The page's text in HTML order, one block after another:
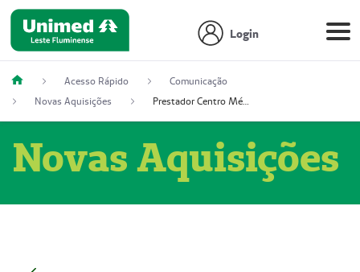
Login
Acesso Rápido
Comunicação
Novas Aquisições
Prestador Centro Médico Vitória Ltda, 51004350-4: Centro Médico Vitória Ltda (Nome Fantasia: Policlínica Master)
Novas Aquisições